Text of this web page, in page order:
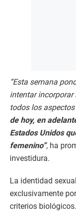
“Esta semana
intentar incorporar
todos los
de hoy, en
Estados Unidos
femenino”, ha
investidura.
La identidad
exclusivamente
criterios biológicos.